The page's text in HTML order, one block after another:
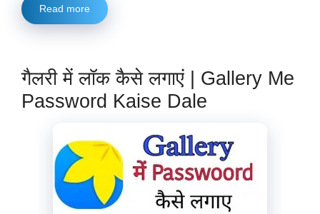
Read more
गैलरी में लॉक कैसे लगाएं | Gallery Me
Password Kaise Dale